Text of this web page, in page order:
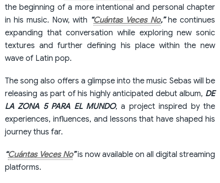
the beginning of a more intentional and personal chapter
in his music. Now, with “Cuántas Veces No,”he continues
expanding that conversation while exploring new sonic
textures and further defining his place within the new
wave of Latin pop.
The song also offers a glimpse into the music Sebas will be
releasing as part of his highly anticipated debut album, DE
LA ZONA 5 PARA EL MUNDO, a project inspired by the
experiences, influences, and lessons that have shaped his
journey thus far.
“Cuántas Veces No”is now available on all digital streaming
platforms.